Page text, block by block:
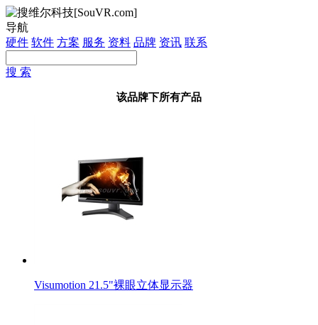
导航
硬件 软件 方案 服务 资料 品牌 资讯 联系
搜 索
该品牌下所有产品
Visumotion 21.5"裸眼立体显示器